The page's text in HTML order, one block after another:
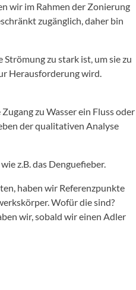
wir im Rahmen der Zonierung
zugänglich, daher bin
zu stark ist, um sie zu
Herausforderung wird.
zu Wasser ein Fluss oder
der qualitativen Analyse
z.B. das Denguefieber.
haben wir Referenzpunkte
Wofür die sind?
wir, sobald wir einen Adler